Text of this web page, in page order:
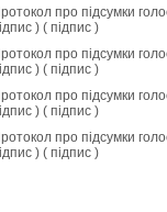
про підсумки
) ( підпис )
про підсумки
) ( підпис )
про підсумки
) ( підпис )
про підсумки
) ( підпис )